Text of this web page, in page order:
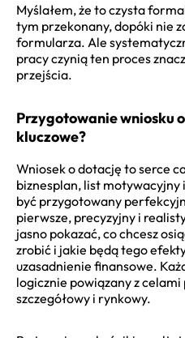
Myślałem, że to czysta
tym przekonany, dopóki nie
formularza. Ale
pracy czynią ten proces
przejścia.
Przygotowanie wniosku
kluczowe?
Wniosek o dotację to serce
biznesplan, list motywacyjny
być przygotowany
pierwsze, precyzyjny i
jasno pokazać, co chcesz
zrobić i jakie będą tego
uzasadnienie finansowe.
logicznie powiązany z
szczegółowy i rynkowy.